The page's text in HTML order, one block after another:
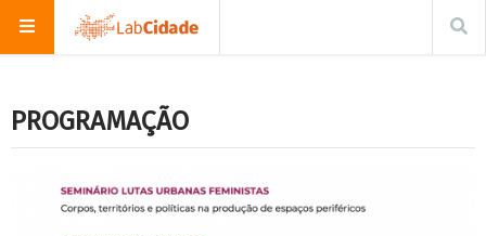
PROGRAMAÇÃO